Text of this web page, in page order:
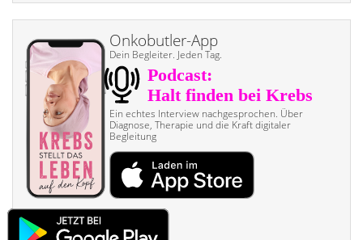
Onkobutler-App
Dein Begleiter. Jeden Tag.
Ein echtes Interview nach­gesprochen. Über
Diagnose, Therapie und die Kraft digitaler
Begleitung